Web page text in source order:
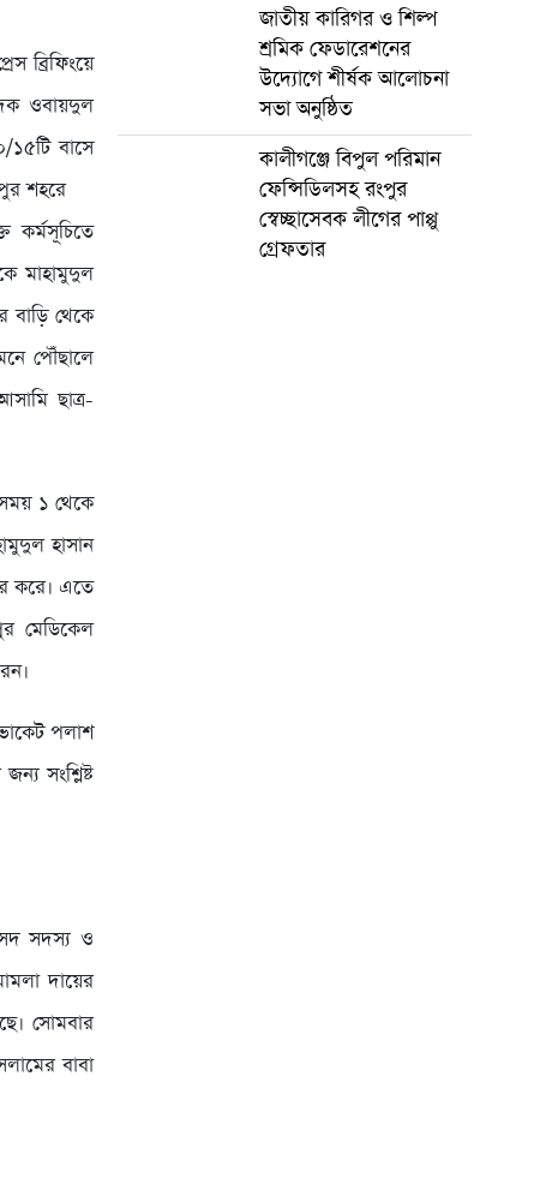
ব্রিফিংয়ে
ওবায়দুল
বাসে
শহরে
কর্মসূচিতে
মাহামুদুল
বাড়ি থেকে
পৌঁছালে
ছাত্র-
১ থেকে
হাসান
করে। এতে
মেডিকেল
পলাশ
সংশ্লিষ্ট
সদস্য ও
দায়ের
সোমবার
বাবা
জাতীয় কারিগর ও শিল্প
শ্রমিক ফেডারেশনের
উদ্যোগে শীর্ষক আলোচনা
সভা অনুষ্ঠিত
কালীগঞ্জে বিপুল পরিমান
ফেন্সিডিলসহ রংপুর
স্বেচ্ছাসেবক লীগের পাপ্পু
গ্রেফতার